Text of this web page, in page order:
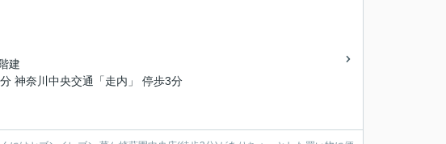
建
神奈川中央交通「走内」 停歩3分